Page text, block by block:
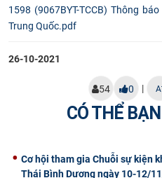
ĐẢM BẢO CHẤT LƯỢNG
CỰU NGƯỜI HỌC
1598 (9067BYT-TCCB) Thông
Trung Quốc.pdf
26-10-2021
54 0 | A-
CÓ THỂ
Cơ hội tham gia Chuỗi sự kiện
Thái Bình Dương ngày 10-12/